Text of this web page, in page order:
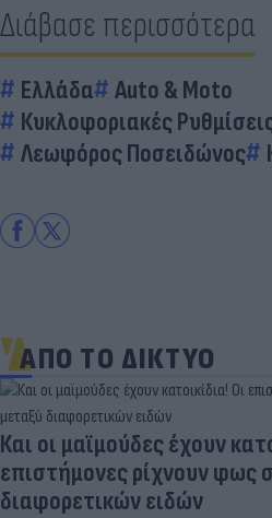
Διάβασε περισσότερα
Ελλάδα
Auto & Moto
Κυκλοφοριακές
Λεωφόρος Ποσειδώνος
ΑΠΟ ΤΟ ΔΙΚΤΥΟ
Και οι μαϊμούδες έχουν
επιστήμονες ρίχνουν φως
διαφορετικών ειδών